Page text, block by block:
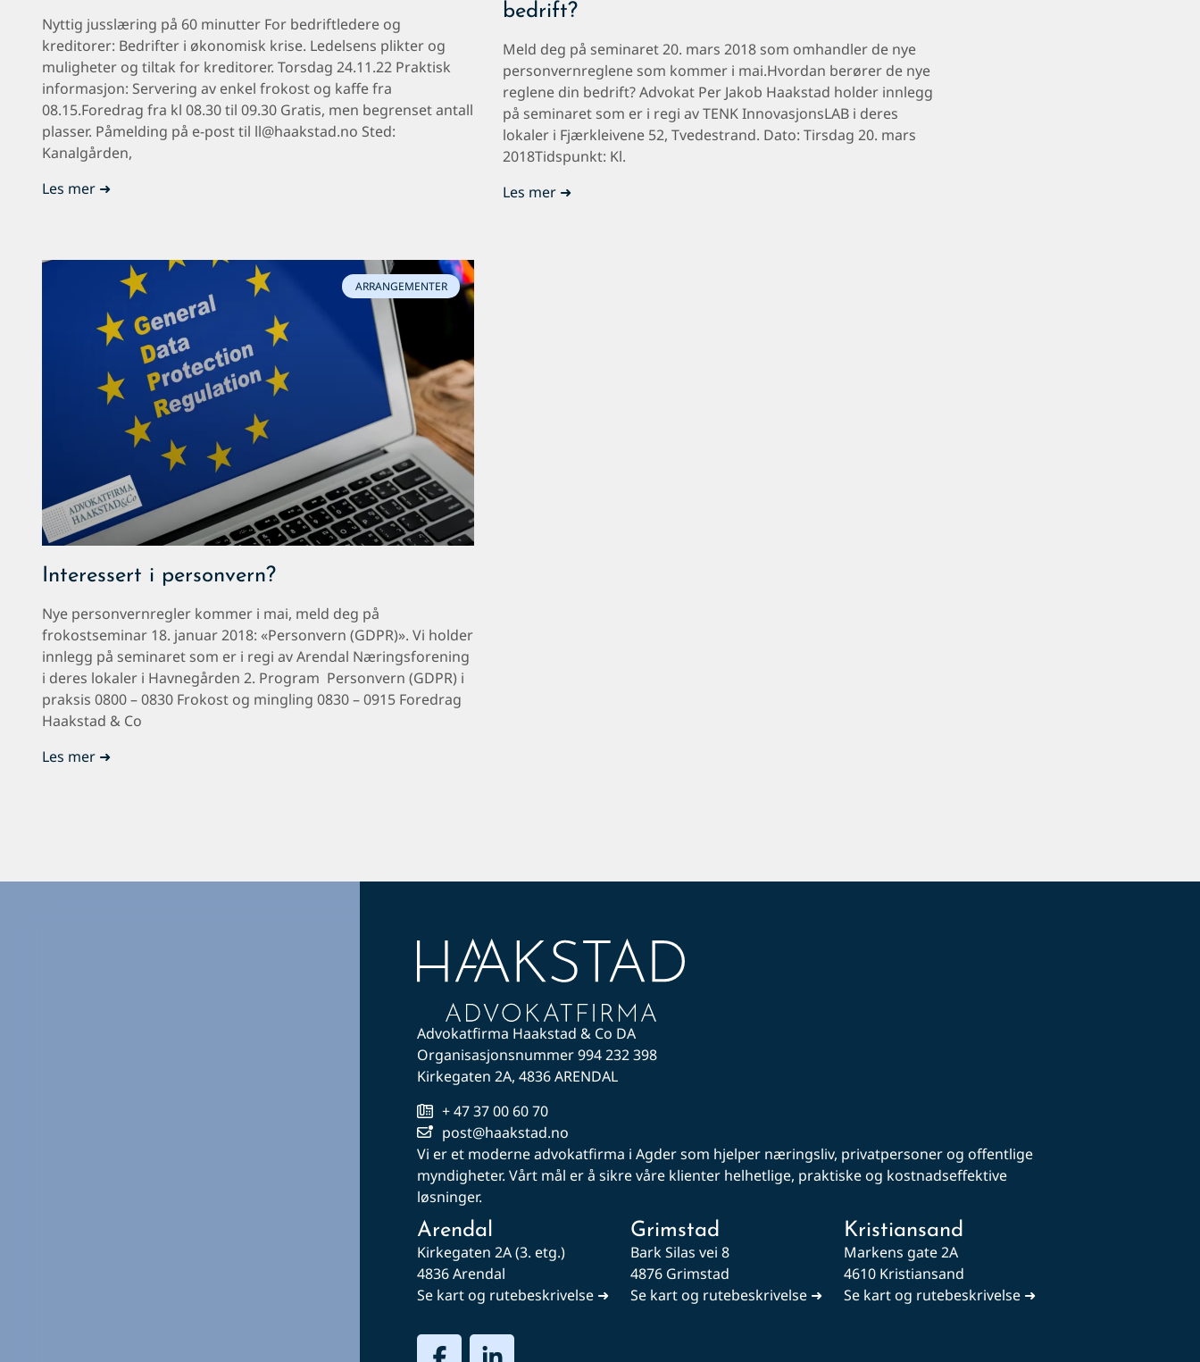
Nyttig jusslæring på 60 minutter For bedriftledere og
kreditorer: Bedrifter i økonomisk krise. Ledelsens plikter og
muligheter og tiltak for kreditorer. Torsdag 24.11.22 Praktisk
informasjon: Servering av enkel frokost og kaffe fra
08.15.Foredrag fra kl 08.30 til 09.30 Gratis, men begrenset antall
plasser. Påmelding på e-post til ll@haakstad.no Sted:
Kanalgården,
Les mer ➜
bedrift?
Meld deg på seminaret 20. mars 2018 som omhandler de nye
personvernreglene som kommer i mai.Hvordan berører de nye
reglene din bedrift? Advokat Per Jakob Haakstad holder innlegg
på seminaret som er i regi av TENK InnovasjonsLAB i deres
lokaler i Fjærkleivene 52, Tvedestrand. Dato: Tirsdag 20. mars
2018Tidspunkt: Kl.
Les mer ➜
ARRANGEMENTER
Interessert i personvern?
Nye personvernregler kommer i mai, meld deg på
frokostseminar 18. januar 2018: «Personvern (GDPR)». Vi holder
innlegg på seminaret som er i regi av Arendal Næringsforening
i deres lokaler i Havnegården 2. Program Personvern (GDPR) i
praksis 0800 – 0830 Frokost og mingling 0830 – 0915 Foredrag
Haakstad & Co
Les mer ➜
Advokatfirma Haakstad & Co DA
Organisasjonsnummer 994 232 398
Kirkegaten 2A, 4836 ARENDAL
+ 47 37 00 60 70
post@haakstad.no
Vi er et moderne advokatfirma i Agder som hjelper næringsliv, privatpersoner og offentlige
myndigheter. Vårt mål er å sikre våre klienter helhetlige, praktiske og kostnadseffektive
løsninger.
Arendal
Kirkegaten 2A (3. etg.)
4836 Arendal
Se kart og rutebeskrivelse ➜
Grimstad
Bark Silas vei 8
4876 Grimstad
Se kart og rutebeskrivelse ➜
Kristiansand
Markens gate 2A
4610 Kristiansand
Se kart og rutebeskrivelse ➜